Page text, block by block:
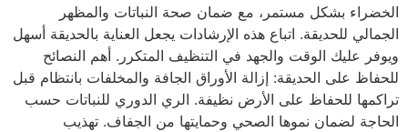
الخضراء بشكل مستمر، مع ضمان صحة النباتات والمظهر
الجمالي للحديقة. اتباع هذه الإرشادات يجعل العناية بالحديقة أسهل
ويوفر عليك الوقت والجهد في التنظيف المتكرر. أهم النصائح
للحفاظ على الحديقة: إزالة الأوراق الجافة والمخلفات بانتظام قبل
تراكمها للحفاظ على الأرض نظيفة. الري الدوري للنباتات حسب
الحاجة لضمان نموها الصحي وحمايتها من الجفاف. تهذيب